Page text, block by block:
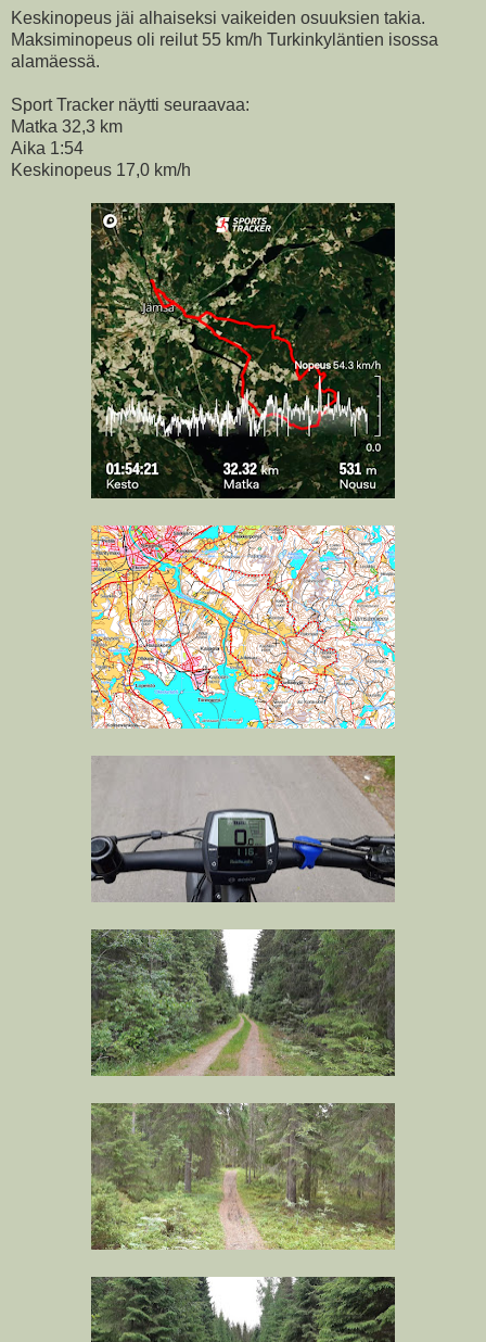
Keskinopeus jäi alhaiseksi vaikeiden osuuksien takia.
Maksiminopeus oli reilut 55 km/h Turkinkyläntien isossa
alamäessä.
Sport Tracker näytti seuraavaa:
Matka 32,3 km
Aika 1:54
Keskinopeus 17,0 km/h